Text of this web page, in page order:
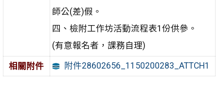
師公(差)假。
四、檢附工作坊活動流程表1份供參。
(有意報名者，課務自理)
相關附件 附件28602656_1150200283_ATTCH1